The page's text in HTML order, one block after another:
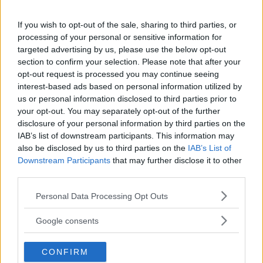
If you wish to opt-out of the sale, sharing to third parties, or
processing of your personal or sensitive information for
targeted advertising by us, please use the below opt-out
section to confirm your selection. Please note that after your
opt-out request is processed you may continue seeing
interest-based ads based on personal information utilized by
us or personal information disclosed to third parties prior to
your opt-out. You may separately opt-out of the further
disclosure of your personal information by third parties on the
IAB’s list of downstream participants. This information may
also be disclosed by us to third parties on the IAB’s List of
Downstream Participants that may further disclose it to other
Please note that this website/app uses one or more Google
not limited to your visit or usage behaviour. You may click to
use your data for below specified purposes in below Google
consent section.
Personal Data Processing Opt Outs
Google consents
CONFIRM
Att Grekland är en stor hyrbilsmarknad märks bland
storsäljarna. Bara 30 procent av nybilsförsäljningen går till
privatpersoner. Av de kinesiska märkena har MG lyckats
bäst och säljer flera bensin-modeller till grekiska
hyrbilsfirmor.
GREKISKA MODELLTOPPEN JANUARI–
MAJ 2026
Modell Antal
Trend
Toyota Yaris Cross
+26 %
2.
Peugeot 2008 3 201
-5 %
Citroën C3
-10 %
4.
Suzuki Vitara 2 381
+32 %
Renault Clio